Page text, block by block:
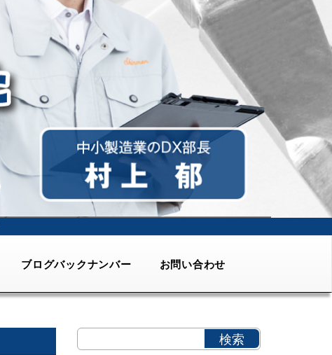
ブログバックナンバー お問い合わせ